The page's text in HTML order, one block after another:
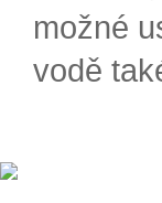
možné
vodě